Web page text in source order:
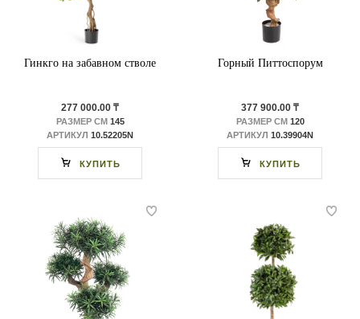
Гинкго на забавном стволе
277 000.00 ₸
РАЗМЕР СМ 145
АРТИКУЛ 10.52205N
КУПИТЬ
Горный Питтоспорум
377 900.00 ₸
РАЗМЕР СМ 120
АРТИКУЛ 10.39904N
КУПИТЬ